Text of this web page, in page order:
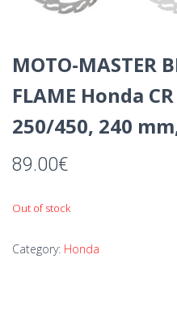
MOTO-MASTER
FLAME Honda
250/450, 240
89.00€
Out of stock
Category: Honda